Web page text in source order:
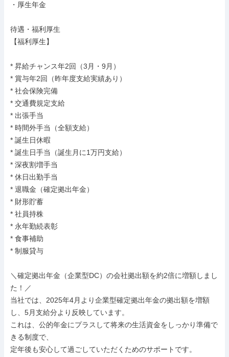
・厚生年金
待遇・福利厚生
【福利厚生】
* 昇給チャンス年2回（3月・9月）
* 賞与年2回（昨年度支給実績あり）
* 社会保険完備
* 交通費規定支給
* 出張手当
* 時間外手当（全額支給）
* 誕生日休暇
* 誕生日手当（誕生月に1万円支給）
* 深夜割増手当
* 休日出勤手当
* 退職金（確定拠出年金）
* 財形貯蓄
* 社員持株
* 永年勤続表彰
* 食事補助
* 制服貸与
＼確定拠出年金（企業型DC）の会社拠出額を約2倍に増額しまし
た！／
当社では、2025年4月より企業型確定拠出年金の拠出額を増額
し、5月支給分より反映しています。
これは、公的年金にプラスして将来の生活資金をしっかり準備で
きる制度で、
定年後も安心して過ごしていただくためのサポートです。